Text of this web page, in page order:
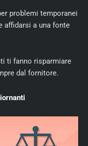
problemi temporanei
affidarsi a una fonte
ti fanno risparmiare
dal fornitore.